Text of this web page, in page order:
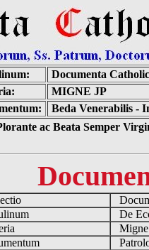
Documenta
MIGNE JP
Beda Venerabilis -
ac Beata Semper
De